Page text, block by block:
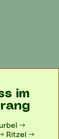
im
→
Ritzel →